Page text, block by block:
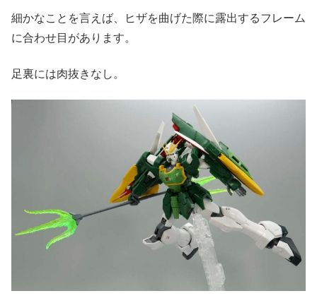
細かなことを言えば、ヒザを曲げた際に露出するフレーム
に合わせ目があります。
足裏には肉抜きなし。